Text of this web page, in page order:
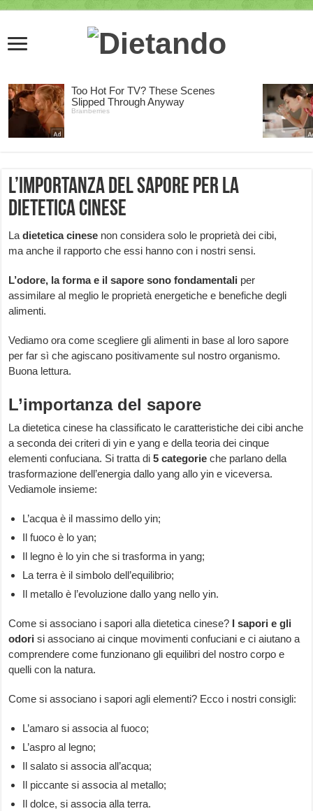
L’importanza del sapore per la
dietetica cinese
Ladietetica cinese non considera solo le proprietà dei cibi,
ma anche il rapporto che essi hanno con i nostri sensi.
L’odore, la forma e il sapore sono fondamentali per
assimilare al meglio le proprietà energetiche e benefiche degli
alimenti.
Vediamo ora come scegliere gli alimenti in base al loro sapore
per far sì che agiscano positivamente sul nostro organismo.
Buona lettura.
L’importanza del sapore
La dietetica cinese ha classificato le caratteristiche dei cibi anche
a seconda dei criteri di yin e yang e della teoria dei cinque
elementi confuciana. Si tratta di5 categorie che parlano della
trasformazione dell’energia dallo yang allo yin e viceversa.
Vediamole insieme:
L’acqua è il massimo dello yin;
Il fuoco è lo yan;
Il legno è lo yin che si trasforma in yang;
La terra è il simbolo dell’equilibrio;
Il metallo è l’evoluzione dallo yang nello yin.
Come si associano i sapori alla dietetica cinese? I sapori e gli
odori si associano ai cinque movimenti confuciani e ci aiutano a
comprendere come funzionano gli equilibri del nostro corpo e
quelli con la natura.
Come si associano i sapori agli elementi? Ecco i nostri consigli:
L’amaro si associa al fuoco;
L’aspro al legno;
Il salato si associa all’acqua;
Il piccante si associa al metallo;
Il dolce, si associa alla terra.